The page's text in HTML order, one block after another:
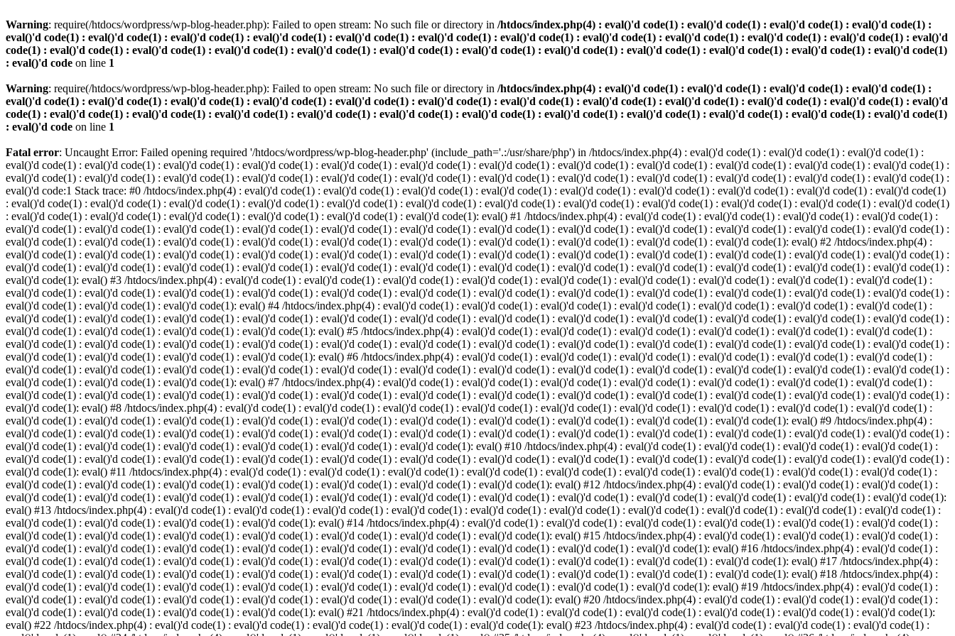
Warning: require(/htdocs/wordpress/wp-blog-header.php): Failed to open stream: No such file or directory in /htdocs/index.php(4) : eval()'d code(1) : eval()'d code(1) : eval()'d code(1) : eval()'d code(1) :
eval()'d code(1) : eval()'d code(1) : eval()'d code(1) : eval()'d code(1) : eval()'d code(1) : eval()'d code(1) : eval()'d code(1) : eval()'d code(1) : eval()'d code(1) : eval()'d code(1) : eval()'d code(1) : eval()'d
code(1) : eval()'d code(1) : eval()'d code(1) : eval()'d code(1) : eval()'d code(1) : eval()'d code(1) : eval()'d code(1) : eval()'d code(1) : eval()'d code(1) : eval()'d code(1) : eval()'d code(1) : eval()'d code(1)
: eval()'d code on line 1
Warning: require(/htdocs/wordpress/wp-blog-header.php): Failed to open stream: No such file or directory in /htdocs/index.php(4) : eval()'d code(1) : eval()'d code(1) : eval()'d code(1) : eval()'d code(1) :
eval()'d code(1) : eval()'d code(1) : eval()'d code(1) : eval()'d code(1) : eval()'d code(1) : eval()'d code(1) : eval()'d code(1) : eval()'d code(1) : eval()'d code(1) : eval()'d code(1) : eval()'d code(1) : eval()'d
code(1) : eval()'d code(1) : eval()'d code(1) : eval()'d code(1) : eval()'d code(1) : eval()'d code(1) : eval()'d code(1) : eval()'d code(1) : eval()'d code(1) : eval()'d code(1) : eval()'d code(1) : eval()'d code(1)
: eval()'d code on line 1
Fatal error: Uncaught Error: Failed opening required '/htdocs/wordpress/wp-blog-header.php' (include_path='.:/usr/share/php') in /htdocs/index.php(4) : eval()'d code(1) : eval()'d code(1) : eval()'d code(1) :
eval()'d code(1) : eval()'d code(1) : eval()'d code(1) : eval()'d code(1) : eval()'d code(1) : eval()'d code(1) : eval()'d code(1) : eval()'d code(1) : eval()'d code(1) : eval()'d code(1) : eval()'d code(1) : eval()'d code(1) :
eval()'d code(1) : eval()'d code(1) : eval()'d code(1) : eval()'d code(1) : eval()'d code(1) : eval()'d code(1) : eval()'d code(1) : eval()'d code(1) : eval()'d code(1) : eval()'d code(1) : eval()'d code(1) : eval()'d code(1) :
eval()'d code:1 Stack trace: #0 /htdocs/index.php(4) : eval()'d code(1) : eval()'d code(1) : eval()'d code(1) : eval()'d code(1) : eval()'d code(1) : eval()'d code(1) : eval()'d code(1) : eval()'d code(1) : eval()'d code(1)
: eval()'d code(1) : eval()'d code(1) : eval()'d code(1) : eval()'d code(1) : eval()'d code(1) : eval()'d code(1) : eval()'d code(1) : eval()'d code(1) : eval()'d code(1) : eval()'d code(1) : eval()'d code(1) : eval()'d code(1)
: eval()'d code(1) : eval()'d code(1) : eval()'d code(1) : eval()'d code(1) : eval()'d code(1) : eval()'d code(1): eval() #1 /htdocs/index.php(4) : eval()'d code(1) : eval()'d code(1) : eval()'d code(1) : eval()'d code(1) :
eval()'d code(1) : eval()'d code(1) : eval()'d code(1) : eval()'d code(1) : eval()'d code(1) : eval()'d code(1) : eval()'d code(1) : eval()'d code(1) : eval()'d code(1) : eval()'d code(1) : eval()'d code(1) : eval()'d code(1) :
eval()'d code(1) : eval()'d code(1) : eval()'d code(1) : eval()'d code(1) : eval()'d code(1) : eval()'d code(1) : eval()'d code(1) : eval()'d code(1) : eval()'d code(1) : eval()'d code(1): eval() #2 /htdocs/index.php(4) :
eval()'d code(1) : eval()'d code(1) : eval()'d code(1) : eval()'d code(1) : eval()'d code(1) : eval()'d code(1) : eval()'d code(1) : eval()'d code(1) : eval()'d code(1) : eval()'d code(1) : eval()'d code(1) : eval()'d code(1) :
eval()'d code(1) : eval()'d code(1) : eval()'d code(1) : eval()'d code(1) : eval()'d code(1) : eval()'d code(1) : eval()'d code(1) : eval()'d code(1) : eval()'d code(1) : eval()'d code(1) : eval()'d code(1) : eval()'d code(1) :
eval()'d code(1): eval() #3 /htdocs/index.php(4) : eval()'d code(1) : eval()'d code(1) : eval()'d code(1) : eval()'d code(1) : eval()'d code(1) : eval()'d code(1) : eval()'d code(1) : eval()'d code(1) : eval()'d code(1) :
eval()'d code(1) : eval()'d code(1) : eval()'d code(1) : eval()'d code(1) : eval()'d code(1) : eval()'d code(1) : eval()'d code(1) : eval()'d code(1) : eval()'d code(1) : eval()'d code(1) : eval()'d code(1) : eval()'d code(1) :
eval()'d code(1) : eval()'d code(1) : eval()'d code(1): eval() #4 /htdocs/index.php(4) : eval()'d code(1) : eval()'d code(1) : eval()'d code(1) : eval()'d code(1) : eval()'d code(1) : eval()'d code(1) : eval()'d code(1) :
eval()'d code(1) : eval()'d code(1) : eval()'d code(1) : eval()'d code(1) : eval()'d code(1) : eval()'d code(1) : eval()'d code(1) : eval()'d code(1) : eval()'d code(1) : eval()'d code(1) : eval()'d code(1) : eval()'d code(1) :
eval()'d code(1) : eval()'d code(1) : eval()'d code(1) : eval()'d code(1): eval() #5 /htdocs/index.php(4) : eval()'d code(1) : eval()'d code(1) : eval()'d code(1) : eval()'d code(1) : eval()'d code(1) : eval()'d code(1) :
eval()'d code(1) : eval()'d code(1) : eval()'d code(1) : eval()'d code(1) : eval()'d code(1) : eval()'d code(1) : eval()'d code(1) : eval()'d code(1) : eval()'d code(1) : eval()'d code(1) : eval()'d code(1) : eval()'d code(1) :
eval()'d code(1) : eval()'d code(1) : eval()'d code(1) : eval()'d code(1): eval() #6 /htdocs/index.php(4) : eval()'d code(1) : eval()'d code(1) : eval()'d code(1) : eval()'d code(1) : eval()'d code(1) : eval()'d code(1) :
eval()'d code(1) : eval()'d code(1) : eval()'d code(1) : eval()'d code(1) : eval()'d code(1) : eval()'d code(1) : eval()'d code(1) : eval()'d code(1) : eval()'d code(1) : eval()'d code(1) : eval()'d code(1) : eval()'d code(1) :
eval()'d code(1) : eval()'d code(1) : eval()'d code(1): eval() #7 /htdocs/index.php(4) : eval()'d code(1) : eval()'d code(1) : eval()'d code(1) : eval()'d code(1) : eval()'d code(1) : eval()'d code(1) : eval()'d code(1) :
eval()'d code(1) : eval()'d code(1) : eval()'d code(1) : eval()'d code(1) : eval()'d code(1) : eval()'d code(1) : eval()'d code(1) : eval()'d code(1) : eval()'d code(1) : eval()'d code(1) : eval()'d code(1) : eval()'d code(1) :
eval()'d code(1): eval() #8 /htdocs/index.php(4) : eval()'d code(1) : eval()'d code(1) : eval()'d code(1) : eval()'d code(1) : eval()'d code(1) : eval()'d code(1) : eval()'d code(1) : eval()'d code(1) : eval()'d code(1) :
eval()'d code(1) : eval()'d code(1) : eval()'d code(1) : eval()'d code(1) : eval()'d code(1) : eval()'d code(1) : eval()'d code(1) : eval()'d code(1) : eval()'d code(1) : eval()'d code(1): eval() #9 /htdocs/index.php(4) :
eval()'d code(1) : eval()'d code(1) : eval()'d code(1) : eval()'d code(1) : eval()'d code(1) : eval()'d code(1) : eval()'d code(1) : eval()'d code(1) : eval()'d code(1) : eval()'d code(1) : eval()'d code(1) : eval()'d code(1) :
eval()'d code(1) : eval()'d code(1) : eval()'d code(1) : eval()'d code(1) : eval()'d code(1) : eval()'d code(1): eval() #10 /htdocs/index.php(4) : eval()'d code(1) : eval()'d code(1) : eval()'d code(1) : eval()'d code(1) :
eval()'d code(1) : eval()'d code(1) : eval()'d code(1) : eval()'d code(1) : eval()'d code(1) : eval()'d code(1) : eval()'d code(1) : eval()'d code(1) : eval()'d code(1) : eval()'d code(1) : eval()'d code(1) : eval()'d code(1) :
eval()'d code(1): eval() #11 /htdocs/index.php(4) : eval()'d code(1) : eval()'d code(1) : eval()'d code(1) : eval()'d code(1) : eval()'d code(1) : eval()'d code(1) : eval()'d code(1) : eval()'d code(1) : eval()'d code(1) :
eval()'d code(1) : eval()'d code(1) : eval()'d code(1) : eval()'d code(1) : eval()'d code(1) : eval()'d code(1) : eval()'d code(1): eval() #12 /htdocs/index.php(4) : eval()'d code(1) : eval()'d code(1) : eval()'d code(1) :
eval()'d code(1) : eval()'d code(1) : eval()'d code(1) : eval()'d code(1) : eval()'d code(1) : eval()'d code(1) : eval()'d code(1) : eval()'d code(1) : eval()'d code(1) : eval()'d code(1) : eval()'d code(1) : eval()'d code(1):
eval() #13 /htdocs/index.php(4) : eval()'d code(1) : eval()'d code(1) : eval()'d code(1) : eval()'d code(1) : eval()'d code(1) : eval()'d code(1) : eval()'d code(1) : eval()'d code(1) : eval()'d code(1) : eval()'d code(1) :
eval()'d code(1) : eval()'d code(1) : eval()'d code(1) : eval()'d code(1): eval() #14 /htdocs/index.php(4) : eval()'d code(1) : eval()'d code(1) : eval()'d code(1) : eval()'d code(1) : eval()'d code(1) : eval()'d code(1) :
eval()'d code(1) : eval()'d code(1) : eval()'d code(1) : eval()'d code(1) : eval()'d code(1) : eval()'d code(1) : eval()'d code(1): eval() #15 /htdocs/index.php(4) : eval()'d code(1) : eval()'d code(1) : eval()'d code(1) :
eval()'d code(1) : eval()'d code(1) : eval()'d code(1) : eval()'d code(1) : eval()'d code(1) : eval()'d code(1) : eval()'d code(1) : eval()'d code(1) : eval()'d code(1): eval() #16 /htdocs/index.php(4) : eval()'d code(1) :
eval()'d code(1) : eval()'d code(1) : eval()'d code(1) : eval()'d code(1) : eval()'d code(1) : eval()'d code(1) : eval()'d code(1) : eval()'d code(1) : eval()'d code(1) : eval()'d code(1): eval() #17 /htdocs/index.php(4) :
eval()'d code(1) : eval()'d code(1) : eval()'d code(1) : eval()'d code(1) : eval()'d code(1) : eval()'d code(1) : eval()'d code(1) : eval()'d code(1) : eval()'d code(1) : eval()'d code(1): eval() #18 /htdocs/index.php(4) :
eval()'d code(1) : eval()'d code(1) : eval()'d code(1) : eval()'d code(1) : eval()'d code(1) : eval()'d code(1) : eval()'d code(1) : eval()'d code(1) : eval()'d code(1): eval() #19 /htdocs/index.php(4) : eval()'d code(1) :
eval()'d code(1) : eval()'d code(1) : eval()'d code(1) : eval()'d code(1) : eval()'d code(1) : eval()'d code(1) : eval()'d code(1): eval() #20 /htdocs/index.php(4) : eval()'d code(1) : eval()'d code(1) : eval()'d code(1) :
eval()'d code(1) : eval()'d code(1) : eval()'d code(1) : eval()'d code(1): eval() #21 /htdocs/index.php(4) : eval()'d code(1) : eval()'d code(1) : eval()'d code(1) : eval()'d code(1) : eval()'d code(1) : eval()'d code(1):
eval() #22 /htdocs/index.php(4) : eval()'d code(1) : eval()'d code(1) : eval()'d code(1) : eval()'d code(1) : eval()'d code(1): eval() #23 /htdocs/index.php(4) : eval()'d code(1) : eval()'d code(1) : eval()'d code(1) :